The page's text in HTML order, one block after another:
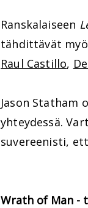
Ranskalaiseen
tähdittävät
Raul Castillo,
Jason Statham
yhteydessä.
suvereenisti,
Wrath of Man -